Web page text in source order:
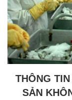
THÔNG
SẢN